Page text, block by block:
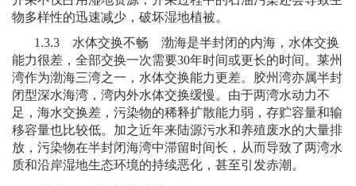
物多样性的迅速减少，破坏湿地植被。
1.3.3
水体交换不畅 渤海是半封闭的内海，水体交换
能力很差，全部交换一次需要30年时间或更长的时间。莱州
湾作为渤海三湾之一，水体交换能力更差。胶州湾亦属半封
闭型深水海湾，湾内外水体交换缓慢。由于两湾水动力不
足，海水交换差，污染物的稀释扩散能力弱，存贮容量和输
移容量也比较低。加之近年来陆源污水和养殖废水的大量排
放，污染物在半封闭海湾中滞留时间长，从而导致了两湾水
质和沿岸湿地生态环境的持续恶化，甚至引发赤潮。